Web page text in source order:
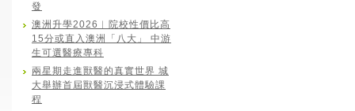
發
澳洲升學2026︱院校性價比高
15分或直入澳洲「八大」 中游
生可選醫療專科
兩星期走進獸醫的真實世界 城
大舉辦首屆獸醫沉浸式體驗課
程